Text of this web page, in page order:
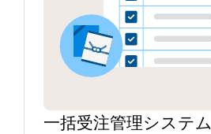
一括受注管理システム